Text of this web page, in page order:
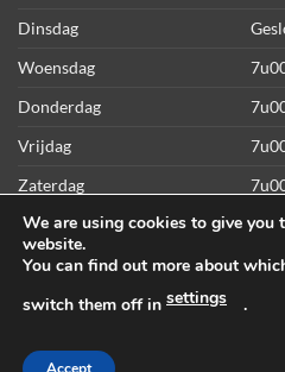
Dinsdag
Woensdag
Donderdag
Vrijdag
Zaterdag
Zondag
We are using cookies to give you
website.
You can find out more about
switch them off in settings .